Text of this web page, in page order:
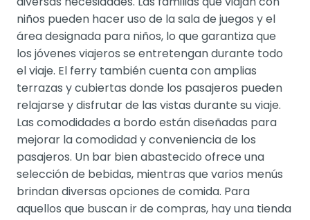
niños pueden hacer uso de la sala de juegos y el
área designada para niños, lo que garantiza que
los jóvenes viajeros se entretengan durante todo
el viaje. El ferry también cuenta con amplias
terrazas y cubiertas donde los pasajeros pueden
relajarse y disfrutar de las vistas durante su viaje.
Las comodidades a bordo están diseñadas para
mejorar la comodidad y conveniencia de los
pasajeros. Un bar bien abastecido ofrece una
selección de bebidas, mientras que varios menús
brindan diversas opciones de comida. Para
aquellos que buscan ir de compras, hay una tienda